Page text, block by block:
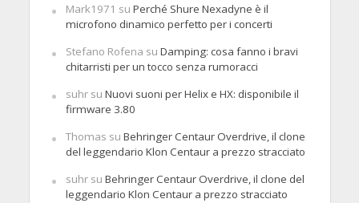
Mark1971 su Perché Shure Nexadyne è il
microfono dinamico perfetto per i concerti
Stefano Rofena su Damping: cosa fanno i bravi
chitarristi per un tocco senza rumoracci
suhrsu Nuovi suoni per Helix e HX: disponibile il
firmware 3.80
Thomas su Behringer Centaur Overdrive, il clone
del leggendario Klon Centaur a prezzo stracciato
suhrsu Behringer Centaur Overdrive, il clone del
leggendario Klon Centaur a prezzo stracciato